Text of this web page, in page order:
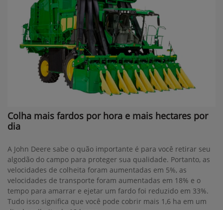
Colha mais fardos por hora e mais hectares por
dia
A John Deere sabe o quão importante é para você retirar seu
algodão do campo para proteger sua qualidade. Portanto, as
velocidades de colheita foram aumentadas em 5%, as
velocidades de transporte foram aumentadas em 18% e o
tempo para amarrar e ejetar um fardo foi reduzido em 33%.
Tudo isso significa que você pode cobrir mais 1,6 ha em um